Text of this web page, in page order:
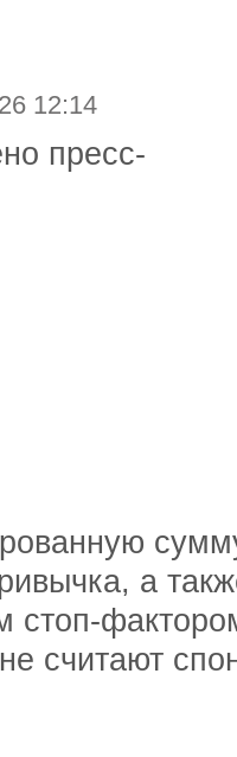
12:14
а
стоп-
считают